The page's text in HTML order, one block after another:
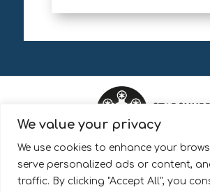
We value your privacy
We use cookies to enhance your
serve personalized ads or content,
traffic. By clicking "Accept All", you
StadshubbsAlliansen är en del av
Läs mer om hur vi behandlar dina